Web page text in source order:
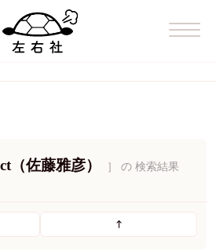
（佐藤雅彦） ］ の 検索結果